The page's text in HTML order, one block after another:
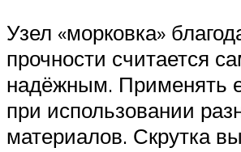
Узел «морковка»
прочности считается
надёжным. Применять
при использовании
материалов. Скрутка